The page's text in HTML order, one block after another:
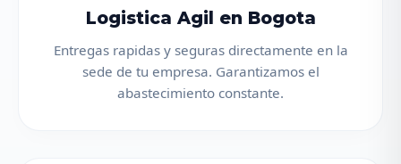
Logistica Agil en Bogota
Entregas rapidas y seguras directamente en la
sede de tu empresa. Garantizamos el
abastecimiento constante.